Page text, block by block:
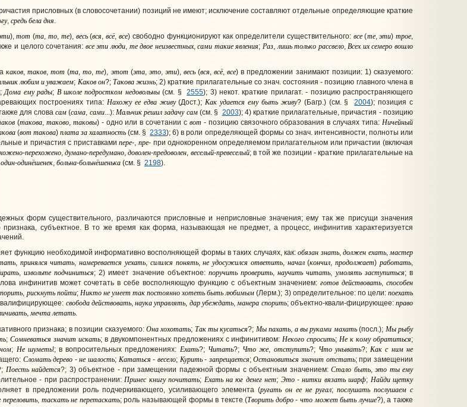
присловных (в словосочетании) позиций не имеют; исключение составляют отдельные определяющие краткие
, средьбеладня
),тот (та, то, те), весь(вся,всё, все) свободно функционируют как определители существительного: все(те,эти)трое,
и целого сочетания: все эти люди, те двое неизвестных,сами такие явления; Раз,лишь только рассвело,Всех их семеро вошло
каков, таков,тот (та ,то ,те), этот (эта, это, эти), весь(вся ,всё,все) в предложении занимают позиции: 1) сказуемого:
любим и уважаем; Каков он?; Таковажизнь; 2) краткие прилагательные со знач. состояния - позицию главного члена в
;Дома ему рады; В школе подростком недовольны(см. §2555); 3) некот. краткие прилагат. - позицию распространяющего
построениях типа: Нахожу ее едва живу(Дост.); Как удается ему быть живу? (Багр.) (см. §2004); позиция с
для словасам (сама сами...): Мальчик решил задачу сам(см. § 2003); 4) краткие прилагательные, причастия - позицию
(такова таково, таковы) - одно или в сочетании с вот - позицию связочного образования в случаях типа: Ничейный
(вот такова) платазахалатность(см. §2333); 6) в роли определяющей формы со знач. интенсивности, полноты или
и причастия с приставкамипере-, пре- при однокоренном определяемом прилагательном или причастии (включая
хожено-перехожено,думано-передумано ,доволен-предоволен веселый-превеселый; в той же позиции - краткие прилагательные на
один-одинёшенек, больна-больнёшенька(см. § 2198).
форм существительного, различаются присловные и неприсловные значения; ему так же присущи значения
признака, субъектное. В то же время как форма, называющая не предмет, а процесс, инфинитив характеризуется
функцию необходимой информативно восполняющей формы в таких случаях, как:обязан знать,должен ехать,мастер
, принялся читать,намеревается уехать, силился понять,не удосужился ответить, начал(кончил,продолжает) работать,
, извольте подчиниться; 2) имеет значение объектное: поручить проверить,научить читать, умолять заступиться; в
инфинитив может сочетать в себе восполняющую функцию с объектным значением: готов действовать, способен
, рискнуть пойти; Никто неумеет такпостояннохотеть быть любимым (Лерм.); 3) определительное: по цели: поехать
свобода действовать,наука управлять, дар убеждать,манера спорить; объектно-квали-фицирующее:право
,мечталетать.
признака; в позиции сказуемого: Она хохотать; Так ты кусаться?; Мы пахать а вы руками махать(посл.); Мы рыбу
;Сомневаться значит искать; в двукомпонентных предложениях с инфинитивом: Некого спросить; Не к кому обратиться;
; Не шуметь!; в вопросительных предложениях: Ехать?; Читать?; Что же отступить?; Что унывать?; Как с ним не
Сломать дерево -не шалость; Кататься - весело; Курить- запрещается;Остановиться значит отстать; при замещении
Поесть найдется?; 3) объектное - при замещении падежной формы с объектным значением:Стало быть,это ты ему
- при распространении: Принес книгу почитать; Ехать на юг денег нет; Это-нитки вязать шарф; Найди щетку
в предложении роль подчеркивающего, усиливающего элемента (ругать он ее не ругал; послушать послушаем с
переловить таскать не перетаскать; роль называющей формы в тексте (Творить добро-что может быть лучше?), а также